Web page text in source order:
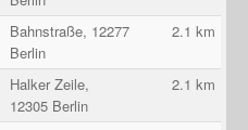
Bahnstraße, 12277
Berlin
2.1 km
Halker Zeile,
12305 Berlin
2.1 km